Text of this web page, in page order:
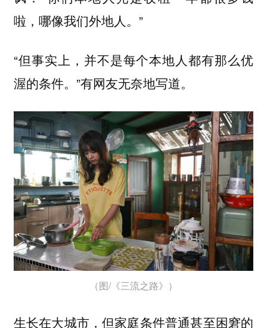
啦，哪像我们外地人。”
“但事实上，并不是每个本地人都有那么优
渥的条件。”有网友无奈地写道。
（图/《三流之路》）
生长在大城市，但家庭条件普通甚至困窘的